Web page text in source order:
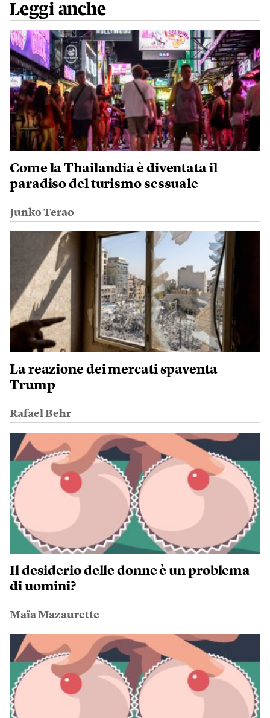
Leggi anche
Come la Thailandia è diventata il
paradiso del turismo sessuale
Junko Terao
La reazione dei mercati spaventa
Trump
Rafael Behr
Il desiderio delle donne è un problema
di uomini?
Maïa Mazaurette